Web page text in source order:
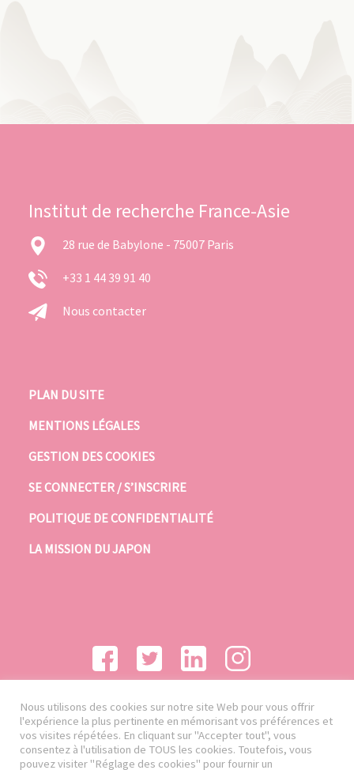
Institut de recherche France-Asie
28 rue de Babylone - 75007 Paris
+33 1 44 39 91 40
Nous contacter
PLAN DU SITE
MENTIONS LÉGALES
GESTION DES COOKIES
SE CONNECTER / S’INSCRIRE
POLITIQUE DE CONFIDENTIALITÉ
LA MISSION DU JAPON
Nous utilisons des cookies sur notre site Web pour vous offrir
l'expérience la plus pertinente en mémorisant vos préférences et
vos visites répétées. En cliquant sur "Accepter tout", vous
consentez à l'utilisation de TOUS les cookies. Toutefois, vous
pouvez visiter "Réglage des cookies" pour fournir un